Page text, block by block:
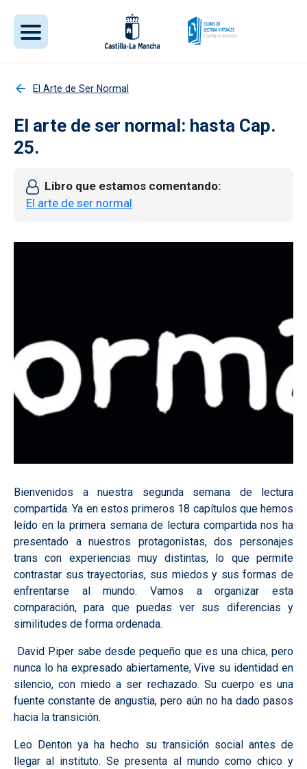
El Arte de Ser Normal
El arte de ser normal: hasta Cap.
25.
Libro que estamos comentando
El arte de ser normal
Bienvenidos a nuestra segunda semana de lectura
compartida. Ya en estos primeros 18 capítulos que hemos
leído en la primera semana de lectura compartida nos ha
presentado a nuestros protagonistas, dos personajes
trans con experiencias muy distintas, lo que permite
contrastar sus trayectorias, sus miedos y sus formas de
enfrentarse al mundo. Vamos a organizar esta
comparación, para que puedas ver sus diferencias y
similitudes de forma ordenada.
David Piper sabe desde pequeño que es una chica, pero
nunca lo ha expresado abiertamente, Vive su identidad en
silencio, con miedo a ser rechazado. Su cuerpo es una
fuente constante de angustia, pero aún no ha dado pasos
hacia la transición.
Leo Denton ya ha hecho su transición social antes de
llegar al instituto. Se presenta al mundo como chico y